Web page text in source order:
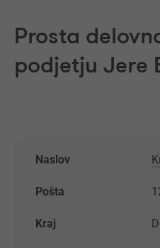
Prosta
podjetju Jere
Naslov
Pošta
Kraj